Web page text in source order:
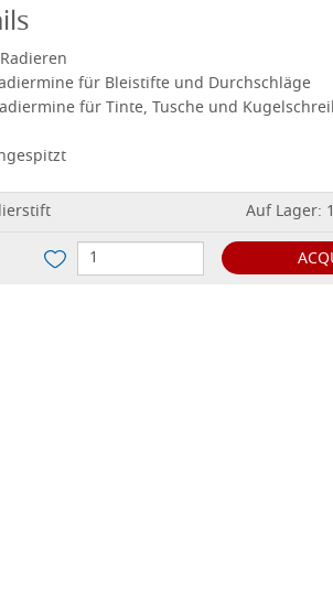
für Bleistifte und Durchschläge
für Tinte, Tusche und
Auf Lager: